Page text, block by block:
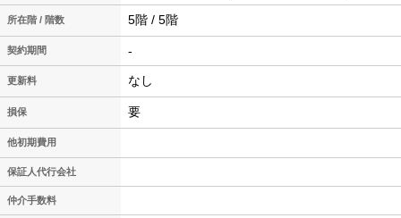
所在階 / 階数 5階 / 5階
契約期間 -
更新料 なし
損保 要
他初期費用
保証人代行会社
仲介手数料